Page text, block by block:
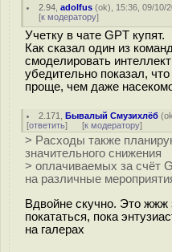
2.94 ,adolfus (ok), 15:36, 09/10/
[к модератору]
Учетку в чате GPT купят.
Как сказал один из
смоделировать
убедительно показал,
проще, чем даже
2.171 ,Бывалый Смузихлёб (
[ответить] [к модератору]
> Расходы также
значительного снижения
> оплачиваемых за счёт
на различные
Вдвойне скучно. Это жжж
покататься, пока
на галерах